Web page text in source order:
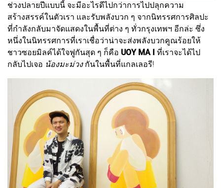
ช่วงปลายปีแบบนี้ จะมีอะไรดีไปกว่าการไปปลุกความ
สร้างสรรค์ในตัวเรา และรับพลังบวก ๆ จากนิทรรศการศิลปะ
ที่กำลังกลับมาจัดแสดงในพื้นที่ต่าง ๆ ทั่วกรุงเทพฯ อีกล่ะ ซึ่ง
หนึ่งในนิทรรศการที่เราเชื่อว่าน่าจะส่งพลังบวกคูณร้อยให้
ชาวซอยมิลค์ได้ใจฟูกันสุด ๆ ก็คือ UOY MA I ที่เราจะได้ไป
กลับไปเจอ น้องมะม่วง กันในพื้นที่แกลเลอรี!